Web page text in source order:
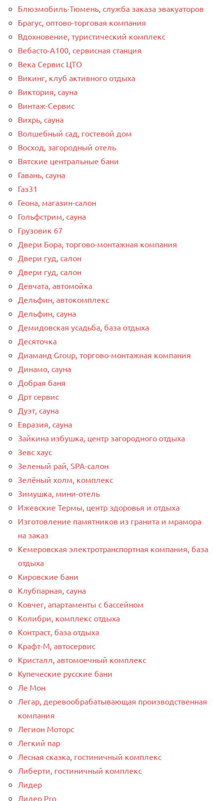
Блюзмобиль-Тюмень, служба заказа эвакуаторов
Брагус, оптово-торговая компания
Вдохновение, туристический комплекс
Вебасто-А100, сервисная станция
Века Сервис ЦТО
Викинг, клуб активного отдыха
Виктория, сауна
Винтаж-Сервис
Вихрь, сауна
Волшебный сад, гостевой дом
Восход, загородный отель
Вятские центральные бани
Гавань, сауна
Газ31
Геона, магазин-салон
Гольфстрим, сауна
Грузовик 67
Двери Бора, торгово-монтажная компания
Двери гуд, салон
Двери гуд, салон
Девчата, автомойка
Дельфин, автокомплекс
Дельфин, сауна
Демидовская усадьба, база отдыха
Десяточка
Диаманд Group, торгово-монтажная компания
Динамо, сауна
Добрая баня
Дрт сервис
Дуэт, сауна
Евразия, сауна
Зайкина избушка, центр загородного отдыха
Зевс хаус
Зеленый рай, SPA-салон
Зелёный холм, комплекс
Зимушка, мини-отель
Ижевские Термы, центр здоровья и отдыха
Изготовление памятников из гранита и мрамора
на заказ
Кемеровская электротранспортная компания, база
отдыха
Кировские бани
Клубпарная, сауна
Ковчег, апартаменты с бассейном
Колибри, комплекс отдыха
Контраст, база отдыха
Крафт-М, автосервис
Кристалл, автомоечный комплекс
Купеческие русские бани
Ле Мон
Легар, деревообрабатывающая производственная
компания
Легион Моторс
Легкий пар
Лесная сказка, гостиничный комплекс
Либерти, гостиничный комплекс
Лидер
Лидер Pro